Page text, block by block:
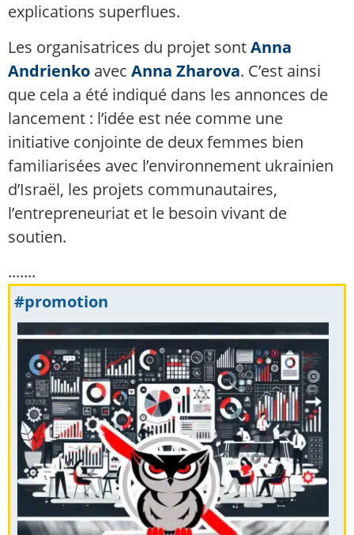
explications superflues.
Les organisatrices du projet sontAnna
Andrienko avec Anna Zharova. C’est ainsi
que cela a été indiqué dans les annonces de
lancement : l’idée est née comme une
initiative conjointe de deux femmes bien
familiarisées avec l’environnement ukrainien
d’Israël, les projets communautaires,
l’entrepreneuriat et le besoin vivant de
soutien.
.......
#promotion